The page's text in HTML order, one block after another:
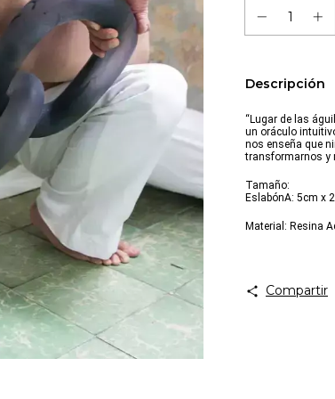
Descripción
“Lugar de las
un oráculo
nos enseña que
transformarnos y
Tamaño:
EslabónA: 5cm x
Material: Resina
Compartir